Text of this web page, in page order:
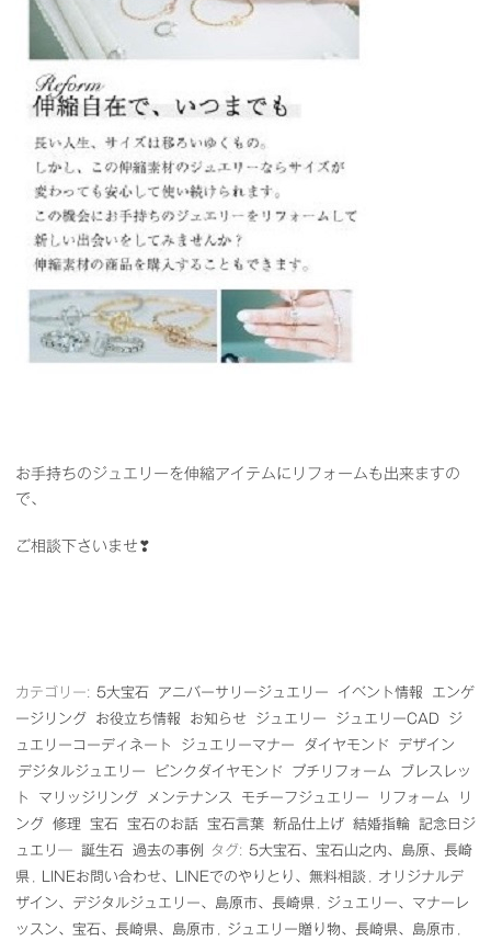
お手持ちのジュエリーを伸縮アイテムにリフォームも出来ますの
で、
ご相談下さいませ❣
カテゴリー: 5大宝石 アニバーサリージュエリー イベント情報
エンゲ
ージリング
お役立ち情報 お知らせ ジュエリー ジュエリーCAD
ジ
ュエリーコーディネート
ジュエリーマナー ダイヤモンド
デザイン
デジタルジュエリー
ピンクダイヤモンド プチリフォーム
ブレスレッ
ト
マリッジリング メンテナンス モチーフジュエリー リフォーム
リ
ング
修理 宝石 宝石のお話 宝石言葉 新品仕上げ 結婚指輪
記念日ジ
ュエリ―
誕生石 過去の事例 タグ: 5大宝石、宝石山之内、島原、長崎
県
LINEお問い合わせ、LINEでのやりとり、無料相談
オリジナルデ
ザイン、デジタルジュエリー、島原市、長崎県
ジュエリー、マナーレ
ッスン、宝石、長崎県、島原市
ジュエリー贈り物、長崎県、島原市